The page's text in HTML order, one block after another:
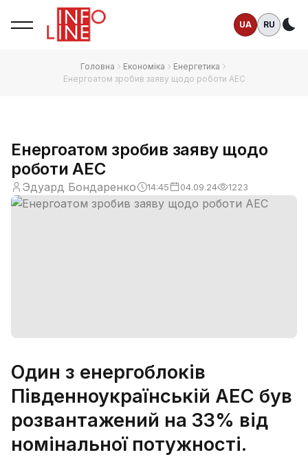
UA RU
Головна Економіка
Енергетика
Енергоатом зробив заяву щодо роботи АЕС
Енергоатом зробив заяву щодо
роботи АЕС
Эдуард Бондаренко 14:45 04.09.24 1223
Один з енергоблоків
Південноукраїнській АЕС був
розвантажений на 33% від
номінальної потужності.